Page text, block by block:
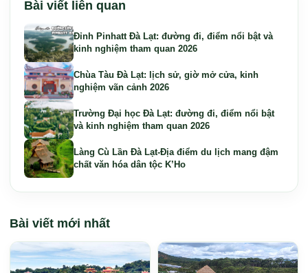
Bài viết liên quan
Đỉnh Pinhatt Đà Lạt: đường đi, điểm nổi bật và
kinh nghiệm tham quan 2026
Chùa Tàu Đà Lạt: lịch sử, giờ mở cửa, kinh
nghiệm vãn cảnh 2026
Trường Đại học Đà Lạt: đường đi, điểm nổi bật
và kinh nghiệm tham quan 2026
Làng Cù Lần Đà Lạt-Địa điểm du lịch mang đậm
chất văn hóa dân tộc K’Ho
Bài viết mới nhất